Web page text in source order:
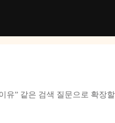
유” 같은 검색 질문으로 확장